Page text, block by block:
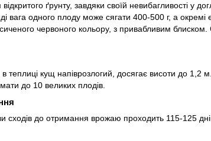
відкритого ґрунту, завдяки своїй невибагливості
вага одного плоду може сягати 400-500 г, а окремі
червоного кольору, з привабливим
теплиці кущ напіврозлогий, досягає висоти до
до 10 великих плодів.
сходів до отримання врожаю проходить 115-125